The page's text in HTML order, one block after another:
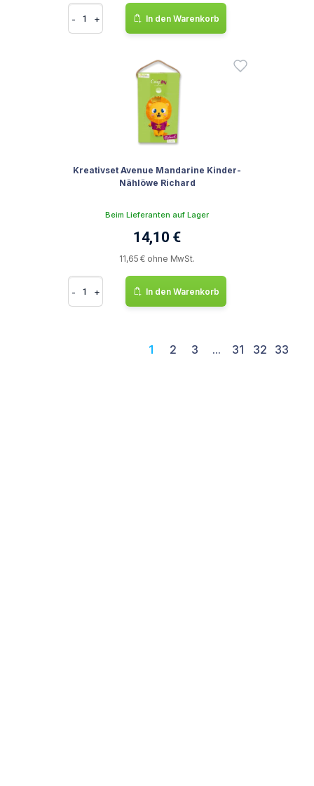
- + In den Warenkorb
Kreativset Avenue Mandarine Kinder-
Nählöwe Richard
Beim Lieferanten auf Lager
14,10 €
11,65 € ohne MwSt.
- + In den Warenkorb
1 2 3 ... 31 32 33